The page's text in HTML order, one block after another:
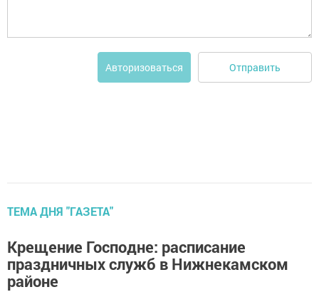
Авторизоваться Отправить
ТЕМА ДНЯ "ГАЗЕТА"
Крещение Господне: расписание
праздничных служб в Нижнекамском
районе